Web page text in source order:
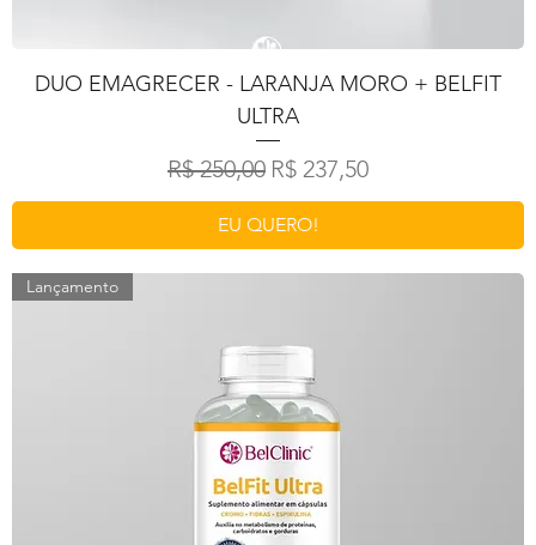
DUO EMAGRECER - LARANJA MORO + BELFIT
ULTRA
Preço normal
R$ 250,00 Preço promocional
R$ 237,50
EU QUERO!
Lançamento